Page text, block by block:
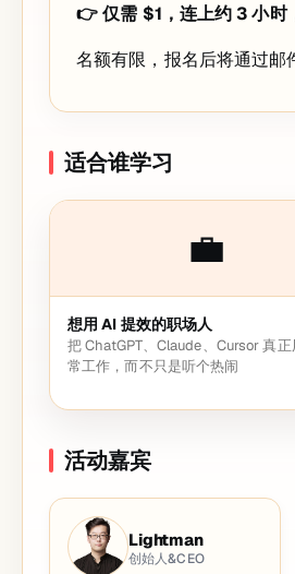
👉 仅需 $1，连上约 3 小时
名额有限，报名后将通过邮
适合谁学习
💼
想用 AI 提效的职场人
把 ChatGPT、Claude、Cursor 真正
常工作，而不只是听个热闹
活动嘉宾
Lightman
创始人&CEO